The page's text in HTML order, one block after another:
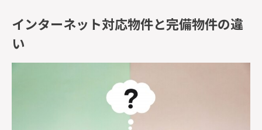
インターネット対応物件と完備物件の違
い